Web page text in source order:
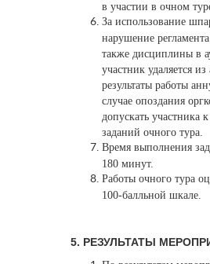
в участии в очном
За использование
нарушение
также дисциплины в
участник удаляется из
результаты работы
случае опоздания
допускать участника
заданий очного тура.
Время выполнения
180 минут.
Работы очного тура
100-балльной шкале.
5. РЕЗУЛЬТАТЫ